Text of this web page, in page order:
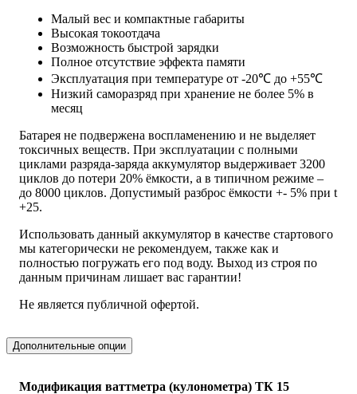
Малый вес и компактные габариты
Высокая токоотдача
Возможность быстрой зарядки
Полное отсутствие эффекта памяти
Эксплуатация при температуре от -20℃ до +55℃
Низкий саморазряд при хранение не более 5% в
месяц
Батарея не подвержена воспламенению и не выделяет
токсичных веществ. При эксплуатации с полными
циклами разряда-заряда аккумулятор выдерживает 3200
циклов до потери 20% ёмкости, а в типичном режиме –
до 8000 циклов. Допустимый разброс ёмкости +- 5% при t
+25.
Использовать данный аккумулятор в качестве стартового
мы категорически не рекомендуем, также как и
полностью погружать его под воду. Выход из строя по
данным причинам лишает вас гарантии!
Не является публичной офертой.
Дополнительные опции
Модификация ваттметра (кулонометра) ТК 15